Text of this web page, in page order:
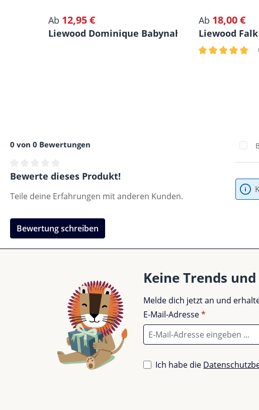
Regulärer Preis:
Ab 12,95 €
Liewood Dominique Babynahrungsboxen, 2er-
Regulärer Preis:
Ab 18,00 €
Liewood
0 von 0 Bewertungen
Durchschnittliche Bewertung von 0 von 5 Sternen
Bewerte dieses Produkt!
Teile deine Erfahrungen mit anderen Kunden.
Bewertung schreiben
Keine Trends
Melde dich jetzt an und
E-Mail-Adresse*
Ich habe die